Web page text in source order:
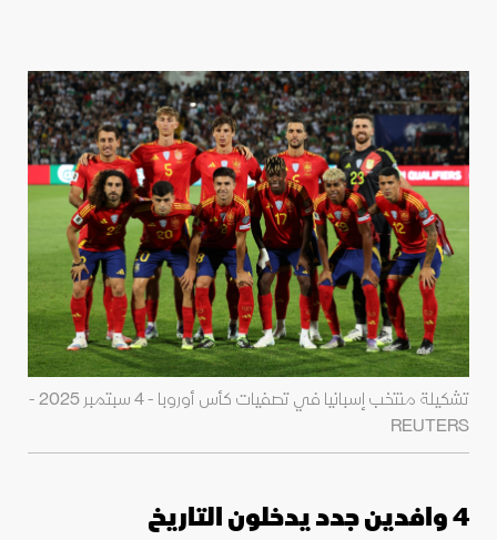
تشكيلة منتخب إسبانيا في تصفيات كأس أوروبا - 4 سبتمبر 2025 -
REUTERS
4 وافدين جدد يدخلون التاريخ